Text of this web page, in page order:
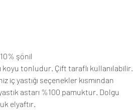
şönil
koyu tonludur. Çift taraflı kullanılabilir.
iç yastığı seçenekler kısmından
astarı %100 pamuktur. Dolgu
elyaftır.